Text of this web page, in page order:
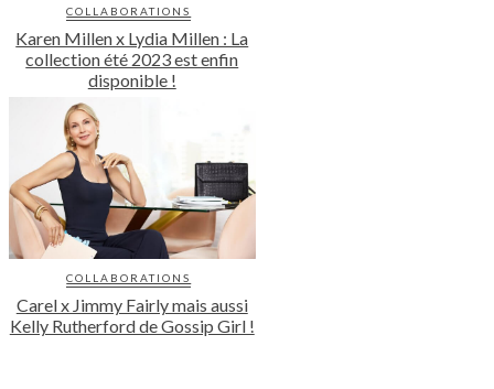
COLLABORATIONS
Karen Millen x Lydia Millen : La
collection été 2023 est enfin
disponible !
COLLABORATIONS
Carel x Jimmy Fairly mais aussi
Kelly Rutherford de Gossip Girl !